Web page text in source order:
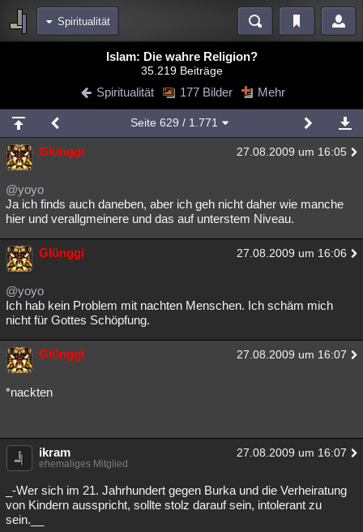
Spiritualität
Diskussionen Blogs Videos
Chat Wiki Neuigkeiten
meine Rubriken
Menschen Mystery Kriminalfälle
Spiritualität
Natur Umfragen Unterhaltung
weitere Rubriken
Philosophie
Astronomie Helpdesk Gruppen Gaming Filme
Übersichten
Islam: Die wahre Religion?
35.219 Beiträge
Spiritualität 177 Bilder Mehr
Seite 629 / 1.771
Glünggi 27.08.2009 um 16:05
@yoyo
Ja ich finds auch daneben, aber ich geh nicht daher wie manche
hier und verallgmeinere und das auf unterstem Niveau.
Glünggi 27.08.2009 um 16:06
@yoyo
Ich hab kein Problem mit nachten Menschen. Ich schäm mich
nicht für Gottes Schöpfung.
Glünggi 27.08.2009 um 16:07
*nackten
ikram 27.08.2009 um 16:07
ehemaliges Mitglied
_-Wer sich im 21. Jahrhundert gegen Burka und die Verheiratung
von Kindern ausspricht, sollte stolz darauf sein, intolerant zu
sein.__